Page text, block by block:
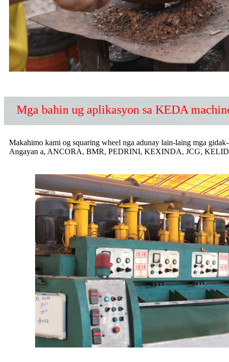
Mga bahin ug aplikasyon sa KEDA
Makahimo kami og squaring wheel nga adunay lain-laing mga
Angayan a, ANCORA, BMR, PEDRINI, KEXINDA, JCG, KELID